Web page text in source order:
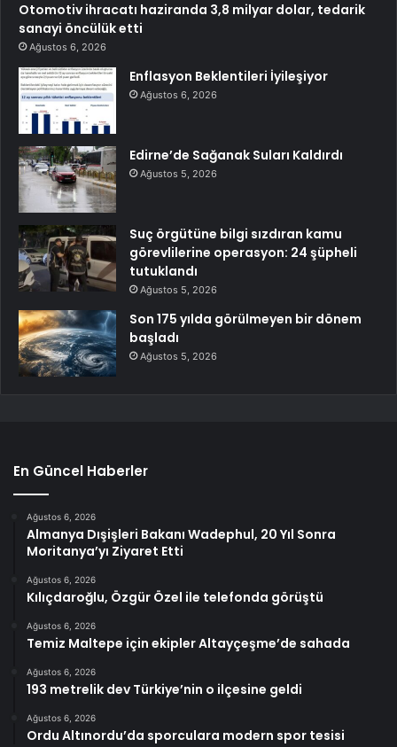
Otomotiv ihracatı haziranda 3,8 milyar dolar, tedarik
sanayi öncülük etti
Ağustos 6, 2026
Enflasyon Beklentileri İyileşiyor
Ağustos 6, 2026
Edirne’de Sağanak Suları Kaldırdı
Ağustos 5, 2026
Suç örgütüne bilgi sızdıran kamu
görevlilerine operasyon: 24 şüpheli
tutuklandı
Ağustos 5, 2026
Son 175 yılda görülmeyen bir dönem
başladı
Ağustos 5, 2026
En Güncel Haberler
Ağustos 6, 2026
Almanya Dışişleri Bakanı Wadephul, 20 Yıl Sonra
Moritanya’yı Ziyaret Etti
Ağustos 6, 2026
Kılıçdaroğlu, Özgür Özel ile telefonda görüştü
Ağustos 6, 2026
Temiz Maltepe için ekipler Altayçeşme’de sahada
Ağustos 6, 2026
193 metrelik dev Türkiye’nin o ilçesine geldi
Ağustos 6, 2026
Ordu Altınordu’da sporculara modern spor tesisi